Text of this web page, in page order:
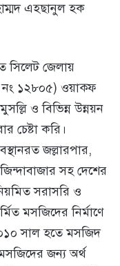
এহছানুল হক
সিলেট জেলায়
নং ১২৮০৫) ওয়াক্ফ
ও বিভিন্ন উন্নয়ন
চেষ্টা করি।
জল্লারপার,
সহ দেশের
সরাসরি ও
মসজিদের নির্মাণে
সাল হতে মসজিদ
জন্য অর্থ